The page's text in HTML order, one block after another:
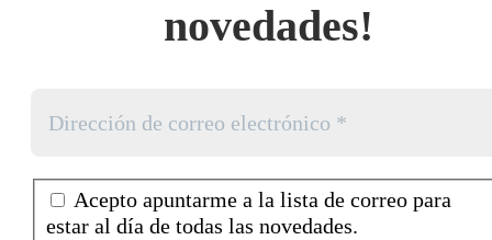
novedades!
Acepto apuntarme a la lista de correo para
estar al día de todas las novedades.